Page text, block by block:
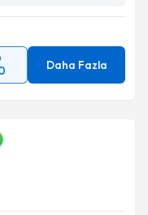
Daha Fazla